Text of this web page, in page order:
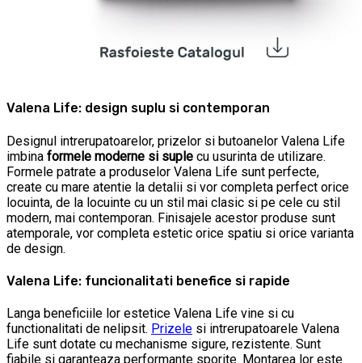
Valena Life: design suplu si contemporan
Designul intrerupatoarelor, prizelor si butoanelor Valena Life
imbina formele moderne si suple cu usurinta de utilizare.
Formele patrate a produselor Valena Life sunt perfecte,
create cu mare atentie la detalii si vor completa perfect orice
locuinta, de la locuinte cu un stil mai clasic si pe cele cu stil
modern, mai contemporan. Finisajele acestor produse sunt
atemporale, vor completa estetic orice spatiu si orice varianta
de design.
Valena Life: funcionalitati benefice si rapide
Langa beneficiile lor estetice Valena Life vine si cu
functionalitati de nelipsit. Prizele si intrerupatoarele Valena
Life sunt dotate cu mechanisme sigure, rezistente. Sunt
fiabile si garanteaza performante sporite. Montarea lor este